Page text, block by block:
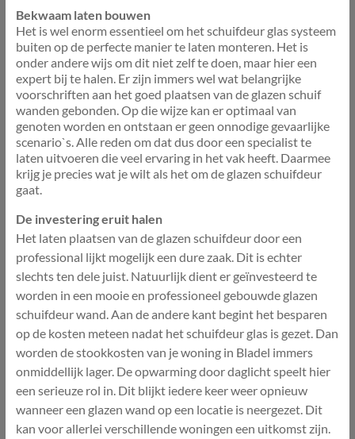
Bekwaam laten bouwen
Het is wel enorm essentieel om het schuifdeur glas systeem
buiten op de perfecte manier te laten monteren. Het is
onder andere wijs om dit niet zelf te doen, maar hier een
expert bij te halen. Er zijn immers wel wat belangrijke
voorschriften aan het goed plaatsen van de glazen schuif
wanden gebonden. Op die wijze kan er optimaal van
genoten worden en ontstaan er geen onnodige gevaarlijke
scenario`s. Alle reden om dat dus door een specialist te
laten uitvoeren die veel ervaring in het vak heeft. Daarmee
krijg je precies wat je wilt als het om de glazen schuifdeur
gaat.
De investering eruit halen
Het laten plaatsen van de glazen schuifdeur door een
professional lijkt mogelijk een dure zaak. Dit is echter
slechts ten dele juist. Natuurlijk dient er geïnvesteerd te
worden in een mooie en professioneel gebouwde glazen
schuifdeur wand. Aan de andere kant begint het besparen
op de kosten meteen nadat het schuifdeur glas is gezet. Dan
worden de stookkosten van je woning in Bladel immers
onmiddellijk lager. De opwarming door daglicht speelt hier
een serieuze rol in. Dit blijkt iedere keer weer opnieuw
wanneer een glazen wand op een locatie is neergezet. Dit
kan voor allerlei verschillende woningen een uitkomst zijn.